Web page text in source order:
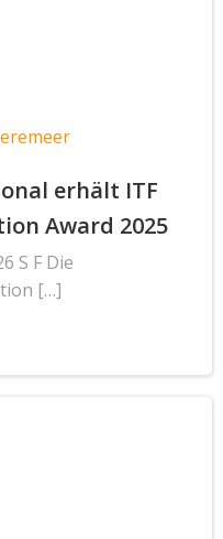
erhält ITF
Award 2025
S F Die
[…]